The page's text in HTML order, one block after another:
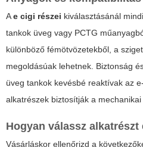
Ae cigi részei kiválasztásánál
tankok üveg vagy PCTG
különböző fémötvözetekből, a
megoldásúak lehetnek. Biztonság
üveg tankok kevésbé reaktívak az
alkatrészek biztosítják a mechanikai
Hogyan válassz
Vásárláskor ellenőrizd a